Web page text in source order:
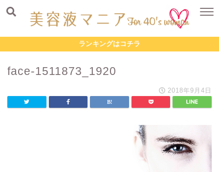
ランキングはコチラ
face-1511873_1920
2018年9月4日